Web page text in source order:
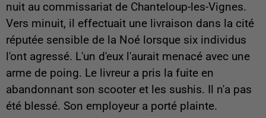
nuit au commissariat de Chanteloup-les-Vignes.
Vers minuit, il effectuait une livraison dans la cité
réputée sensible de la Noé lorsque six individus
l'ont agressé. L'un d'eux l'aurait menacé avec une
arme de poing. Le livreur a pris la fuite en
abandonnant son scooter et les sushis. Il n'a pas
été blessé. Son employeur a porté plainte.